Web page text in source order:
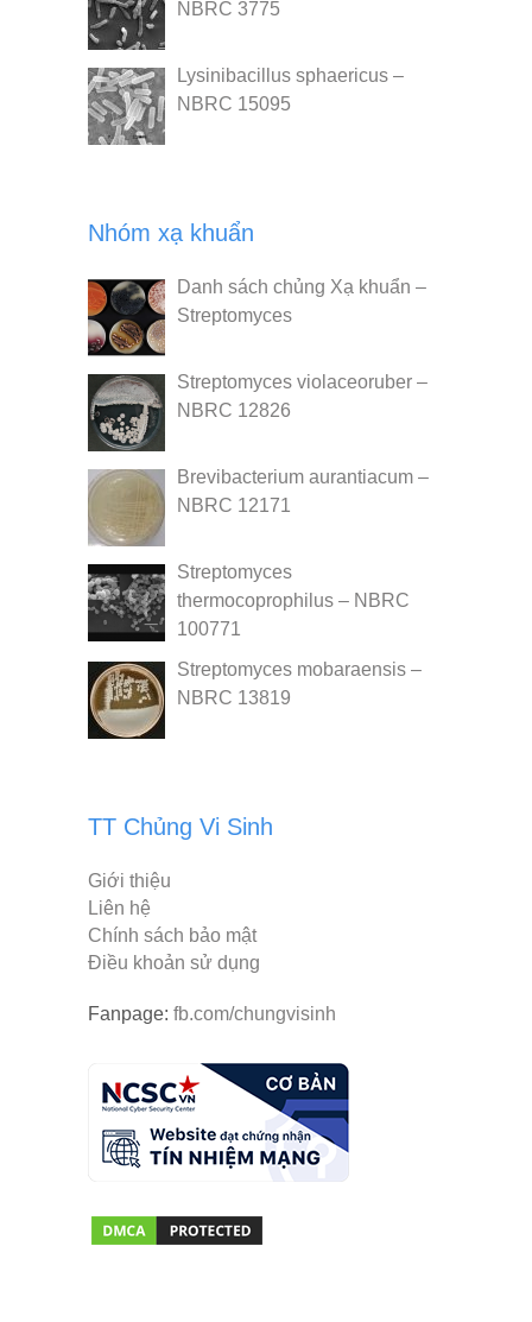
NBRC 3775
Lysinibacillus sphaericus –
NBRC 15095
Nhóm xạ khuẩn
Danh sách chủng Xạ khuẩn –
Streptomyces
Streptomyces violaceoruber –
NBRC 12826
Brevibacterium aurantiacum –
NBRC 12171
Streptomyces
thermocoprophilus – NBRC
100771
Streptomyces mobaraensis –
NBRC 13819
TT Chủng Vi Sinh
Giới thiệu
Liên hệ
Chính sách bảo mật
Điều khoản sử dụng
Fanpage: fb.com/chungvisinh